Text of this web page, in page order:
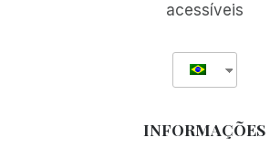
acessíveis
INFORMAÇÕES